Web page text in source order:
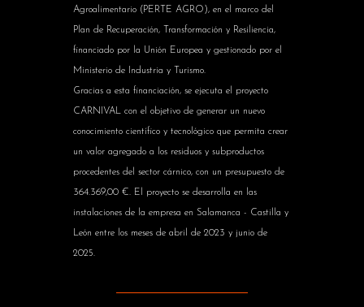
Agroalimentario (PERTE AGRO), en el marco del
Plan de Recuperación, Transformación y Resiliencia,
financiado por la Unión Europea y gestionado por el
Ministerio de Industria y Turismo.
Gracias a esta financiación, se ejecuta el proyecto
CARNIVAL con el objetivo de generar un nuevo
conocimiento científico y tecnológico que permita crear
un valor agregado a los residuos y subproductos
procedentes del sector cárnico, con un presupuesto de
364.369,00 €. El proyecto se desarrolla en las
instalaciones de la empresa en Salamanca - Castilla y
León entre los meses de abril de 2023 y junio de
2025.